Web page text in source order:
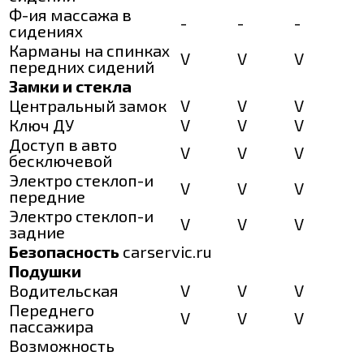
Ф-ия массажа в
сидениях
- -
-
Карманы на спинках
передних сидений
V V
V
Замки и стекла
Центральный замок
V V
V
Ключ ДУ
V V
V
Доступ в авто
бесключевой
V V
V
Электро стеклоп-и
передние
V V
V
Электро стеклоп-и
задние
V V
V
Безопасность carservic.ru
Подушки
Водительская
V V
V
Переднего
пассажира
V V
V
Возможность